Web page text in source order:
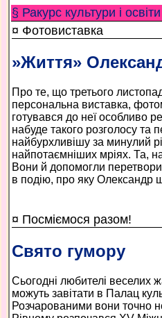
§ Ракурс культури і освіти
¤ Фотовиставка
»Життя»
Про те, що третього
персональна виставка,
готувався до неї особливо
набуде такого розголосу та
найбурхливішу за минулий
найпотаємніших мріях. Та,
Вони й допомогли
в подію, про яку Олександр
¤ Посміємося разом!
Свято гумору
Сьогодні любителі веселих
можуть завітати в Палац
Розчарованими вони точно